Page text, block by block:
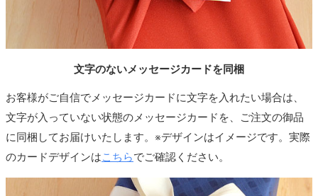
文字のないメッセージカードを同梱
お客様がご自信でメッセージカードに文字を入れたい場合は、
文字が入っていない状態のメッセージカードを、ご注文の御品
に同梱してお届けいたします。※デザインはイメージです。実際
のカードデザインはこちらでご確認ください。